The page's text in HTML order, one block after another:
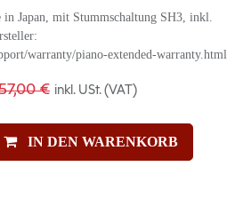
Japan, mit Stummschaltung SH3, inkl.
warranty/piano-extended-warranty.html
€ inkl. USt. (VAT)
IN DEN WARENKORB